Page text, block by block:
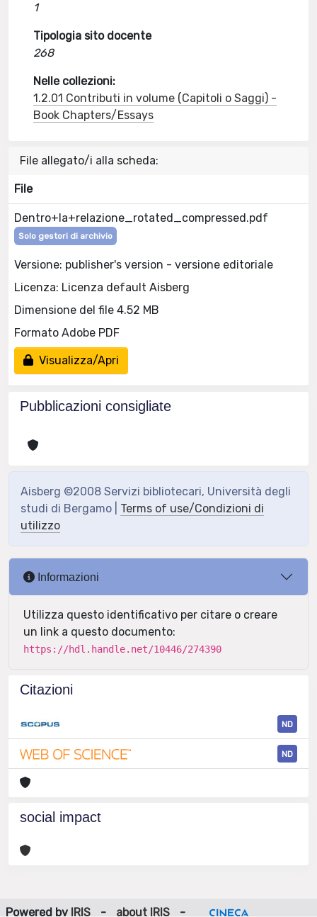
1
Tipologia sito docente
268
Nelle collezioni:
1.2.01 Contributi in volume (Capitoli o Saggi) -
Book Chapters/Essays
File allegato/i alla scheda:
File
Dentro+la+relazione_rotated_compressed.pdf
Solo gestori di archivio
Versione: publisher's version - versione editoriale
Licenza: Licenza default Aisberg
Dimensione del file 4.52 MB
Formato Adobe PDF
Visualizza/Apri
Pubblicazioni consigliate
Aisberg ©2008 Servizi bibliotecari, Università degli
studi di Bergamo | Terms of use/Condizioni di
utilizzo
Informazioni
Utilizza questo identificativo per citare o creare
un link a questo documento:
https://hdl.handle.net/10446/274390
Citazioni
ND
ND
social impact
Powered by IRIS - about IRIS -